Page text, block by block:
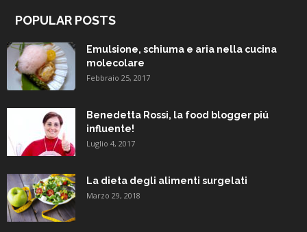
POPULAR POSTS
Emulsione, schiuma e aria nella cucina
molecolare
Febbraio 25, 2017
Benedetta Rossi, la food blogger piú
influente!
Luglio 4, 2017
La dieta degli alimenti surgelati
Marzo 29, 2018